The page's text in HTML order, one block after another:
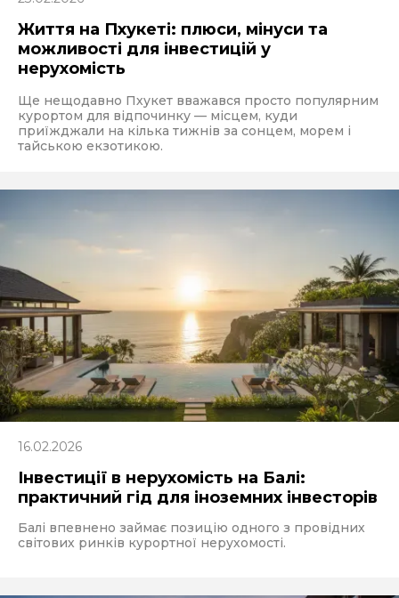
Життя на Пхукеті: плюси, мінуси та
можливості для інвестицій у
нерухомість
Ще нещодавно Пхукет вважався просто популярним
курортом для відпочинку — місцем, куди
приїжджали на кілька тижнів за сонцем, морем і
тайською екзотикою.
16.02.2026
Інвестиції в нерухомість на Балі:
практичний гід для іноземних інвесторів
Балі впевнено займає позицію одного з провідних
світових ринків курортної нерухомості.